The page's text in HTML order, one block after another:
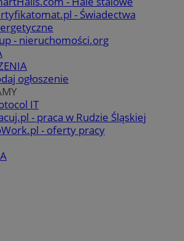
- Świadectwa
- nieruchomości.org
ogłoszenie
IT
- praca w Rudzie Śląskiej
- oferty pracy